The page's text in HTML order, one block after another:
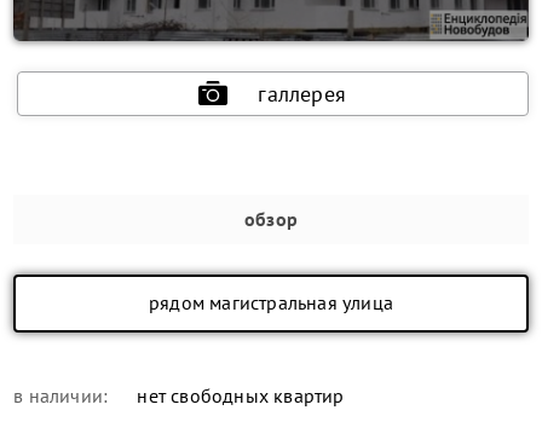
галлерея
обзор
рядом магистральная улица
в наличии: нет свободных квартир